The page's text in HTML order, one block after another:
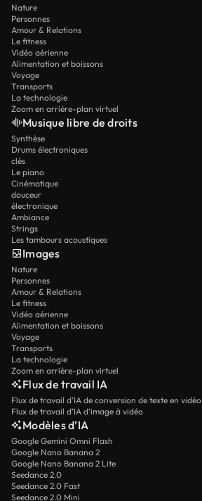
Nature
Personnes
Amour & Relations
Le fitness
Vidéo aérienne
Alimentation et boissons
Voyage
Transports
La technologie
Zoom en arrière-plan virtuel
Musique libre de droits
Synthèse
Drums électroniques
clés
Le piano
Cinématique
douceur
électronique
Ambiance
Strings
Les tambours acoustiques
Images
Nature
Personnes
Amour & Relations
Le fitness
Vidéo aérienne
Alimentation et boissons
Voyage
Transports
La technologie
Zoom en arrière-plan virtuel
Flux de travail IA
Flux de travail d’IA de conversion de texte en vidéo
Flux de travail d’IA d’image à vidéo
Modèles d’IA
Google Gemini Omni Flash
Google Nano Banana 2
Google Nano Banana 2 Lite
Seedance 2.0
Seedance 2.0 Fast
Seedance 2.0 Mini